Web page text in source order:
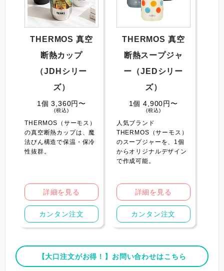
THERMOS 真空
断熱カップ
（JDHシリー
ズ）
1個 3,360円〜
(税込)
THERMOS（サーモス）
の真空断熱カップは、魔
法びん構造で保温・保冷
性抜群。
詳細を見る
カンタン注文
THERMOS 真空
断熱スープジャ
ー（JEDシリー
ズ）
1個 4,900円〜
(税込)
人気ブランド
THERMOS（サーモス）
のスープジャーを、1個
からオリジナルデザイン
で作成可能。
詳細を見る
カンタン注文
【大口注文がお得！】お問い合わせはこちら